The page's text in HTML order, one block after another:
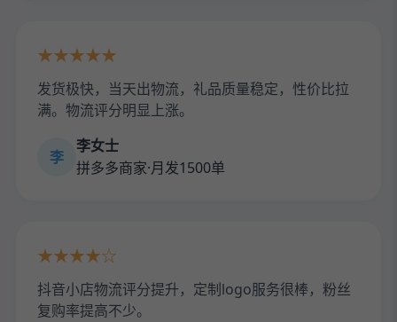
★★★★★
发货极快，当天出物流，礼品质量稳定，性价比拉
满。物流评分明显上涨。
李
李女士
拼多多商家·月发1500单
★★★★☆
抖音小店物流评分提升，定制logo服务很棒，粉丝
复购率提高不少。